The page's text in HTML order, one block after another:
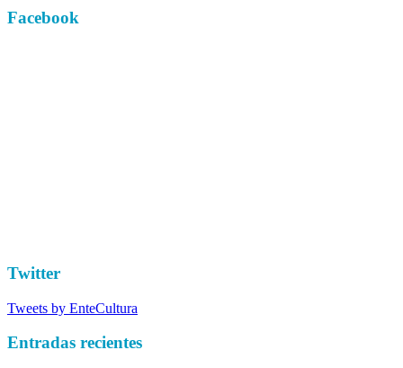
Facebook
Twitter
Tweets by EnteCultura
Entradas recientes